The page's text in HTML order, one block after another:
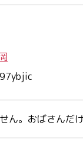
ん。おばさんだ